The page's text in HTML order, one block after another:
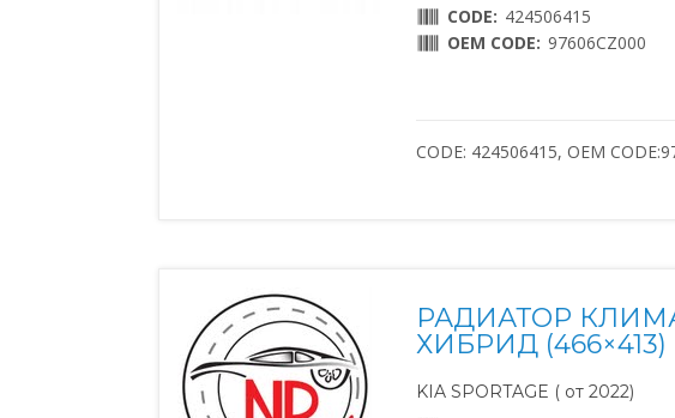
CODE: 424506415
OEM CODE: 97606CZ000
CODE: 424506415, OEM
РАДИАТОР
ХИБРИД (466×413)
KIA SPORTAGE ( от 2022)